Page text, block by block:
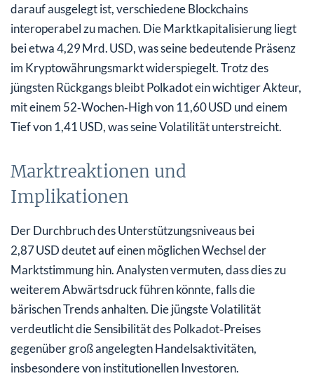
darauf ausgelegt ist, verschiedene Blockchains
interoperabel zu machen. Die Marktkapitalisierung liegt
bei etwa 4,29 Mrd. USD, was seine bedeutende Präsenz
im Kryptowährungsmarkt widerspiegelt. Trotz des
jüngsten Rückgangs bleibt Polkadot ein wichtiger Akteur,
mit einem 52‑Wochen‑High von 11,60 USD und einem
Tief von 1,41 USD, was seine Volatilität unterstreicht.
Marktreaktionen und
Implikationen
Der Durchbruch des Unterstützungsniveaus bei
2,87 USD deutet auf einen möglichen Wechsel der
Marktstimmung hin. Analysten vermuten, dass dies zu
weiterem Abwärtsdruck führen könnte, falls die
bärischen Trends anhalten. Die jüngste Volatilität
verdeutlicht die Sensibilität des Polkadot‑Preises
gegenüber groß angelegten Handelsaktivitäten,
insbesondere von institutionellen Investoren.